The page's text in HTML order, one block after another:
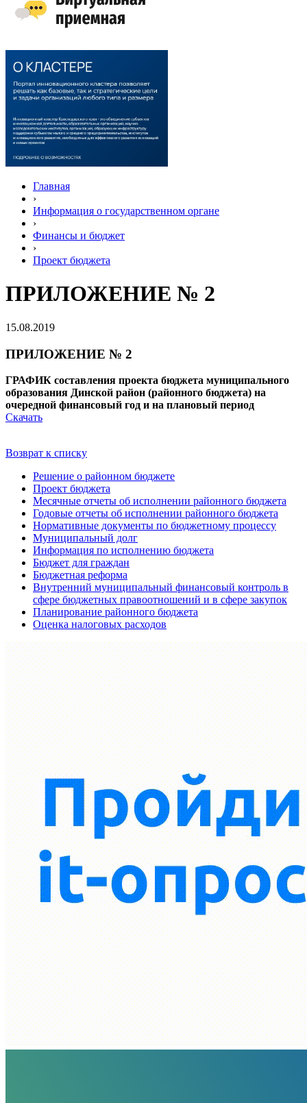
Главная
›
Информация о государственном органе
›
Финансы и бюджет
›
Проект бюджета
ПРИЛОЖЕНИЕ № 2
15.08.2019
ПРИЛОЖЕНИЕ № 2
ГРАФИК составления проекта бюджета муниципального
образования Динской район (районного бюджета) на
очередной финансовый год и на плановый период
Скачать
Возврат к списку
Решение о районном бюджете
Проект бюджета
Месячные отчеты об исполнении районного бюджета
Годовые отчеты об исполнении районного бюджета
Нормативные документы по бюджетному процессу
Муниципальный долг
Информация по исполнению бюджета
Бюджет для граждан
Бюджетная реформа
Внутренний муниципальный финансовый контроль в
сфере бюджетных правоотношений и в сфере закупок
Планирование районного бюджета
Оценка налоговых расходов